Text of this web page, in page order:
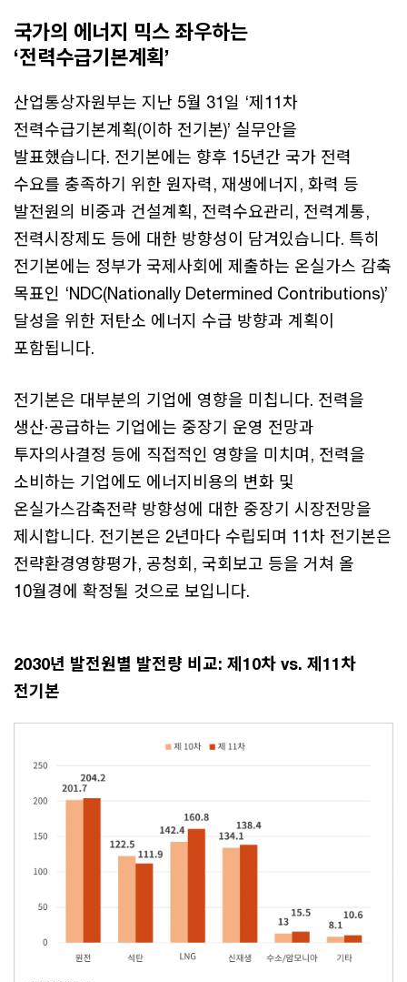
국가의 에너지 믹스 좌우하는
‘전력수급기본계획’
산업통상자원부는 지난 5월 31일 ‘제11차
전력수급기본계획(이하 전기본)’ 실무안을
발표했습니다. 전기본에는 향후 15년간 국가 전력
수요를 충족하기 위한 원자력, 재생에너지, 화력 등
발전원의 비중과 건설계획, 전력수요관리, 전력계통,
전력시장제도 등에 대한 방향성이 담겨있습니다. 특히
전기본에는 정부가 국제사회에 제출하는 온실가스 감축
목표인 ‘NDC(Nationally Determined Contributions)’
달성을 위한 저탄소 에너지 수급 방향과 계획이
포함됩니다.
전기본은 대부분의 기업에 영향을 미칩니다. 전력을
생산·공급하는 기업에는 중장기 운영 전망과
투자의사결정 등에 직접적인 영향을 미치며, 전력을
소비하는 기업에도 에너지비용의 변화 및
온실가스감축전략 방향성에 대한 중장기 시장전망을
제시합니다. 전기본은 2년마다 수립되며 11차 전기본은
전략환경영향평가, 공청회, 국회보고 등을 거쳐 올
10월경에 확정될 것으로 보입니다.
2030년 발전원별 발전량 비교: 제10차 vs. 제11차
전기본